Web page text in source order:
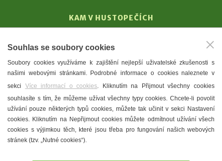
KAM V HUSTOPEČÍCH
T. G. Masaryk
Mandloně
Ubytování
Restaurace
Městské muzeum a galerie
Denní meníčka
Souhlas se soubory cookies
Soubory cookies využíváme k zajištění nejlepší uživatelské zkušenosti s
našimi webovými stránkami. Podrobné informace o cookies naleznete v
sekci Více informací o cookies. Kliknutím na Přijmout všechny cookies
souhlasíte s tím, že můžeme užívat všechny typy cookies. Chcete-li povolit
užívání pouze některých typů cookies, můžete tak učinit v sekci Nastavení
cookies. Kliknutím na Nepřijmout cookies můžete odmítnout užívání všech
cookies s výjimkou těch, které jsou třeba pro fungování našich webových
stránek (tzv. „Nutné cookies“).